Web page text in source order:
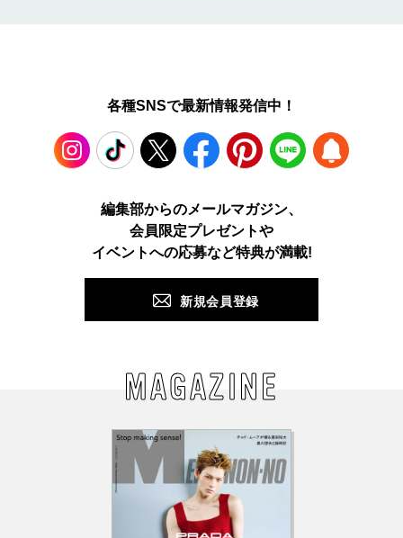
各種SNSで最新情報発信中！
TikTok Facebook Pinterest LINE
編集部からのメールマガジン、
会員限定プレゼントや
イベントへの応募など特典が満載!
新規会員登録
MAGAZINE